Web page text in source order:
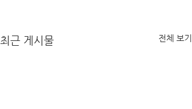
최근 게시물 전체 보기